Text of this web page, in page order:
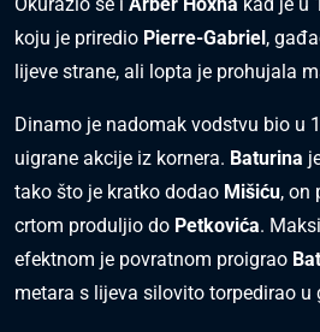
koju je priredio Pierre-Gabriel,
lijeve strane, ali lopta je prohujala
Dinamo je nadomak vodstvu bio u
uigrane akcije iz kornera. Baturina
tako što je kratko dodao Mišiću, on
crtom produljio do Petkovića.
efektnom je povratnom proigrao
metara s lijeva silovito torpedirao u